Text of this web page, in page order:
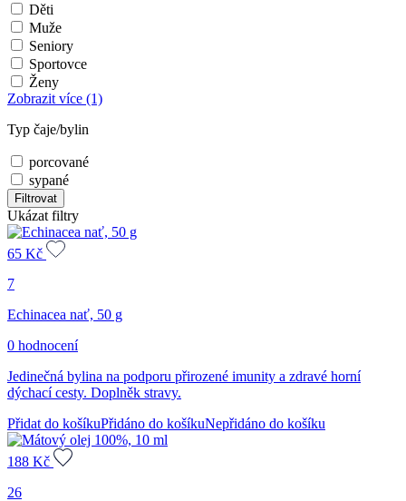
Děti
Muže
Seniory
Sportovce
Ženy
Zobrazit více (1)
Typ čaje/bylin
porcované
sypané
Filtrovat
Ukázat filtry
65 Kč
7
Echinacea nať, 50 g
0 hodnocení
Jedinečná bylina na podporu přirozené imunity a zdravé horní
dýchací cesty. Doplněk stravy.
Přidat do košíkuPřidáno do košíkuNepřidáno do košíku
188 Kč
26